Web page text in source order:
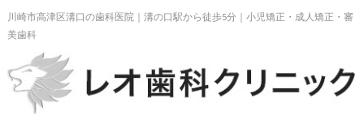
川崎市高津区溝口の歯科医院｜溝の口駅から徒歩5分｜小児矯正・成人矯正・審
美歯科